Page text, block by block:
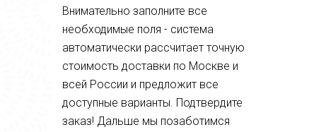
Внимательно заполните все
необходимые поля - система
автоматически рассчитает точную
стоимость доставки по Москве и
всей России и предложит все
доступные варианты. Подтвердите
заказ! Дальше мы позаботимся